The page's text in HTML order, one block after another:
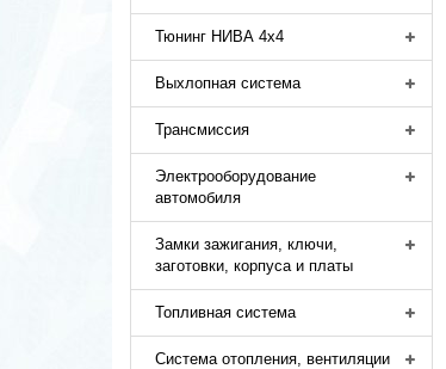
Тюнинг НИВА 4х4
Выхлопная система
Трансмиссия
Электрооборудование
автомобиля
Замки зажигания, ключи,
заготовки, корпуса и платы
Топливная система
Система отопления, вентиляции